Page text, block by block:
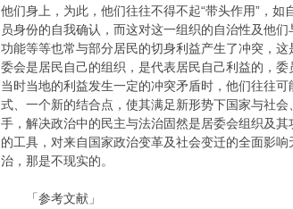
他们身上，为此，他们往往不得不起“带头作用”，
员身份的自我确认，而这对这一组织的自治性及他
功能等等也常与部分居民的切身利益产生了冲突，
委会是居民自己的组织，是代表居民自己利益的，
当时当地的利益发生一定的冲突矛盾时，他们往往
式、一个新的结合点，使其满足新形势下国家与社
手，解决政治中的民主与法治固然是居委会组织及
的工具，对来自国家政治变革及社会变迁的全面影
治，那是不现实的。
「参考文献」